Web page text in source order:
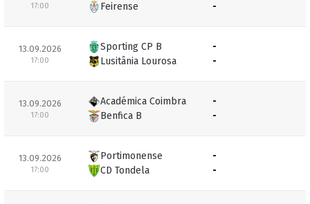
17:00
Feirense
-
13.09.2026
17:00
Sporting CP B
Lusitânia Lourosa
-
-
13.09.2026
17:00
Académica Coimbra
Benfica B
-
-
13.09.2026
17:00
Portimonense
CD Tondela
-
-